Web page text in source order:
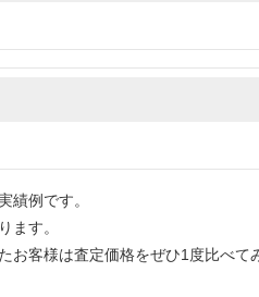
績例です。
ます。
客様は査定価格をぜひ1度比べて